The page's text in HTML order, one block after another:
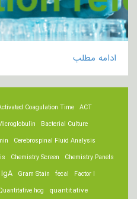
ادامه مطلب
ACT
Coagulation Time
Bacterial Culture
Cerebrospinal Fluid Analysis
Chemistry Panels
Chemistry Screen
Factor I
fecal
Gram Stain
IgA
quantitative
hcg